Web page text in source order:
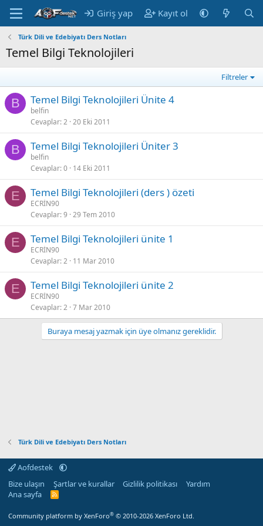
Giriş yap Kayıt ol
Türk Dili ve Edebiyatı Ders Notları
Temel Bilgi Teknolojileri
Filtreler
B Temel Bilgi Teknolojileri Ünite 4
belfin
Cevaplar 2 20 Eki 2011
B Temel Bilgi Teknolojileri Üniter 3
belfin
Cevaplar 0 14 Eki 2011
E Temel Bilgi Teknolojileri (ders ) özeti
ECRİN90
Cevaplar 9 29 Tem 2010
E Temel Bilgi Teknolojileri ünite 1
ECRİN90
Cevaplar 2 11 Mar 2010
E Temel Bilgi Teknolojileri ünite 2
ECRİN90
Cevaplar 2 7 Mar 2010
Buraya mesaj yazmak için üye olmanız gereklidir.
Türk Dili ve Edebiyatı Ders Notları
Aofdestek
Bize ulaşın
Şartlar ve kurallar Gizlilik politikası
Yardım
Ana sayfa
R
Community platform by XenForo® © 2010-2026 XenForo Ltd.